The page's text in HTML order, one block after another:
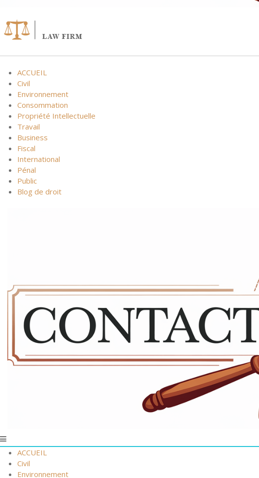
ACCUEIL
Civil
Environnement
Consommation
Propriété Intellectuelle
Travail
Business
Fiscal
International
Pénal
Public
Blog de droit
ACCUEIL
Civil
Environnement